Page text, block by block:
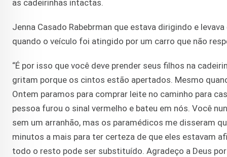
as cadeirinhas intactas.
Jenna Casado Rabebrman que estava dirigindo e
quando o veículo foi atingido por um carro que não
“É por isso que você deve prender seus filhos na
gritam porque os cintos estão apertados. Mesmo
Ontem paramos para comprar leite no caminho para
pessoa furou o sinal vermelho e bateu em nós. Você
sem um arranhão, mas os paramédicos me disseram
minutos a mais para ter certeza de que eles estavam
todo o resto pode ser substituído. Agradeço a Deus